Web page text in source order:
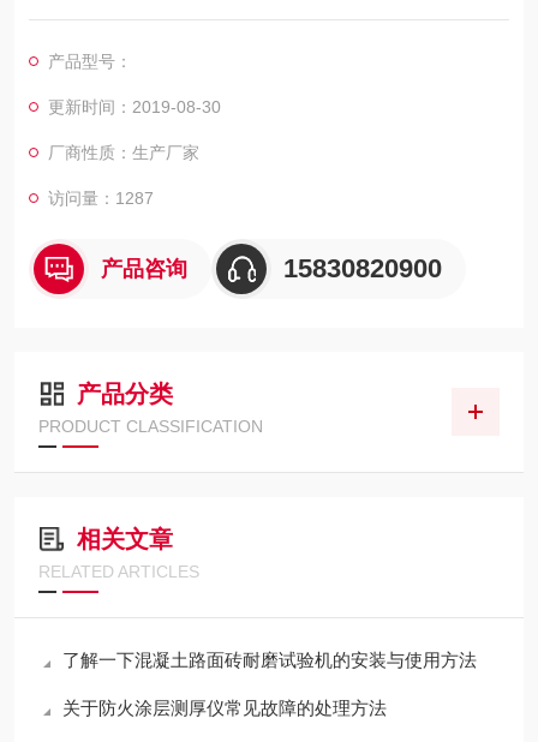
自动化。符合GB/T 50082—2009 《普通混凝土长期性能和耐久
凝土试验规程》。
产品型号：
更新时间：2019-08-30
厂商性质：生产厂家
访问量：1287
产品咨询 15830820900
产品分类
PRODUCT CLASSIFICATION
相关文章
RELATED ARTICLES
了解一下混凝土路面砖耐磨试验机的安装与使用方法
关于防火涂层测厚仪常见故障的处理方法